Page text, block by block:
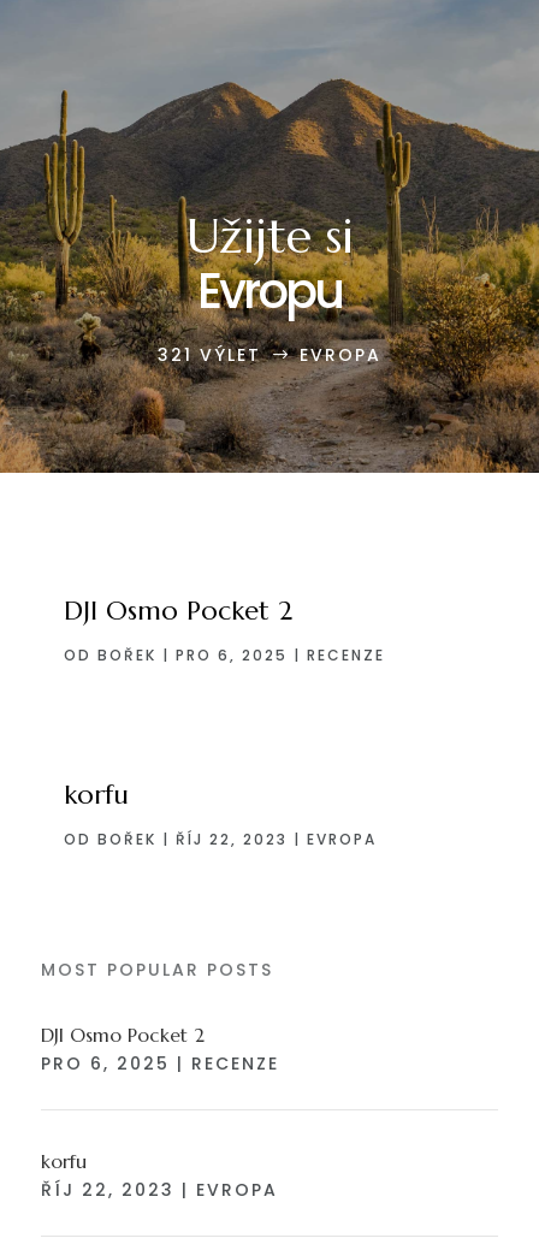
Užijte si
Evropu
321 VÝLET $ EVROPA
DJI Osmo Pocket 2
OD BOŘEK | PRO 6, 2025 | RECENZE
korfu
OD BOŘEK | ŘÍJ 22, 2023 | EVROPA
MOST POPULAR POSTS
DJI Osmo Pocket 2
PRO 6, 2025 | RECENZE
korfu
ŘÍJ 22, 2023 | EVROPA